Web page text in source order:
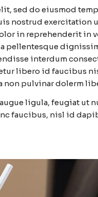
sed do eiusmod
nostrud exercitation
in reprehenderit in
pellentesque
interdum
libero id faucibus
non pulvinar dolerm
ligula, feugiat ut
faucibus, nisl id